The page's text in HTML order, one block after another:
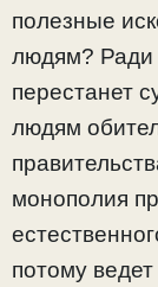
полезные
людям? Ради
перестанет
людям
монополия
потому